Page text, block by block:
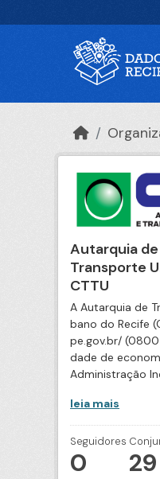
Autarquia
Transporte
CTTU
A Autarquia de
bano do Recife
pe.gov.br/ (0800
dade de
Administração
leia mais
Seguidores
0 29